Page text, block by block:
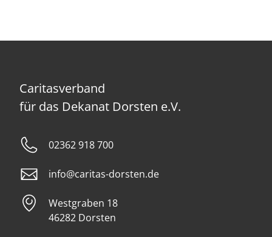
Caritasverband
für das Dekanat Dorsten e.V.
02362 918 700
info@caritas-dorsten.de
Westgraben 18
46282 Dorsten